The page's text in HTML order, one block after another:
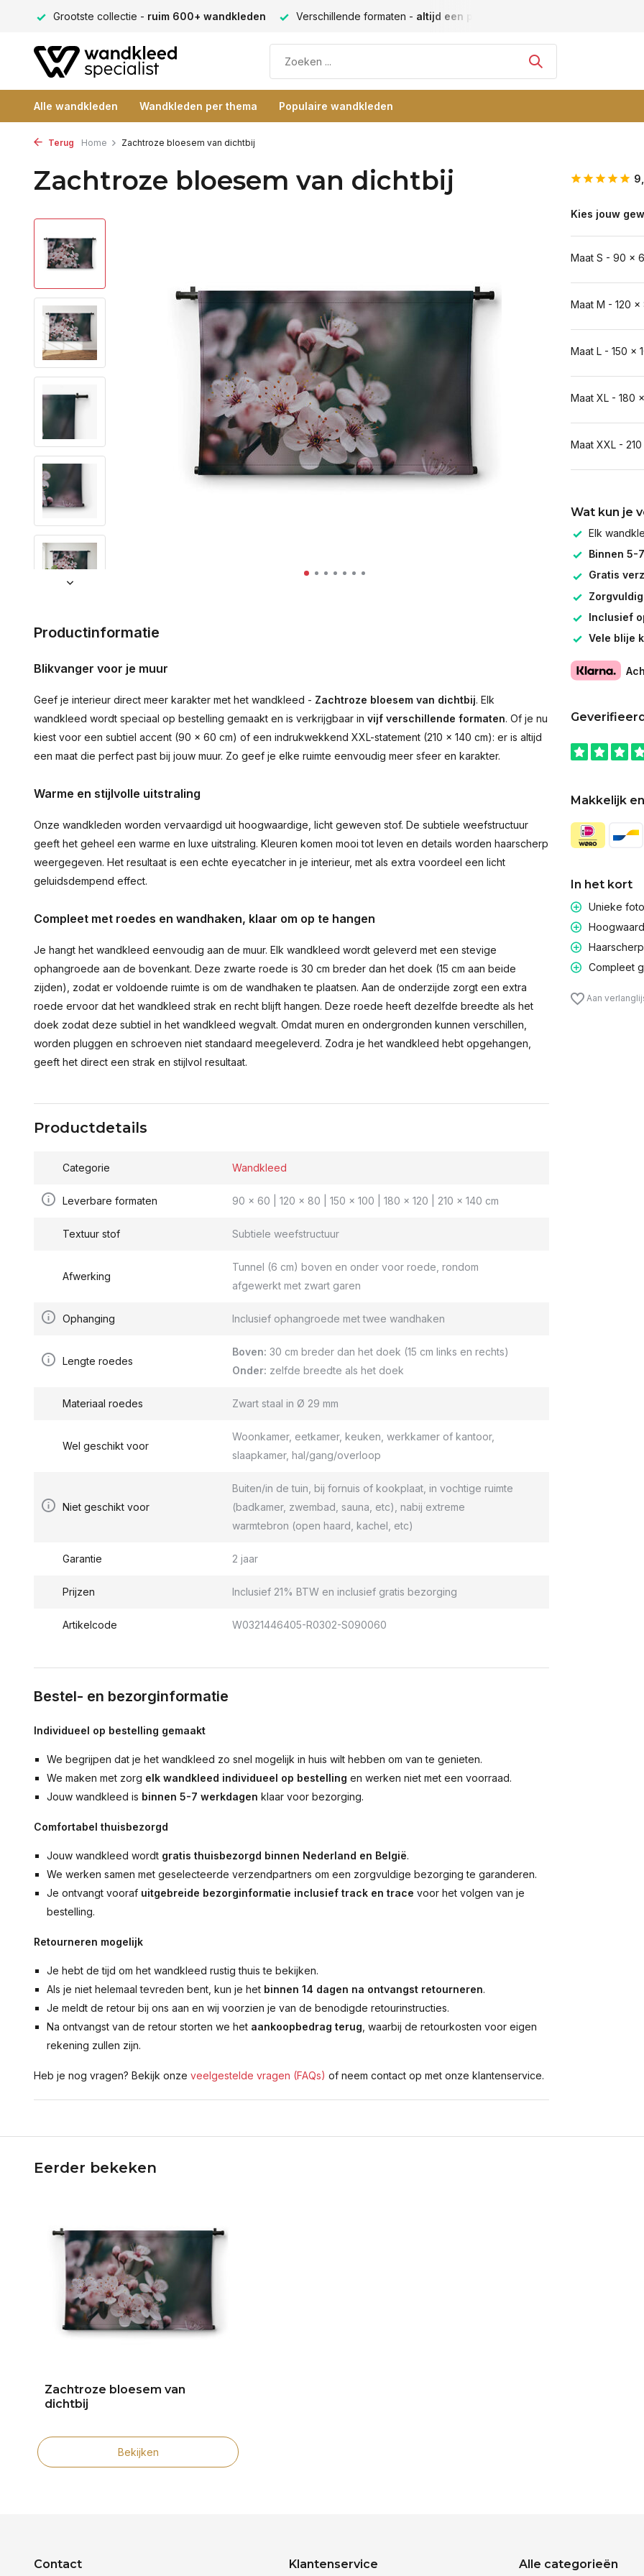
Grootste collectie - ruim 600+ wandkleden Verschillende formaten - altijd een passende maat
Alle wandkleden Wandkleden per thema Populaire wandkleden
Terug Home Zachtroze bloesem van dichtbij
Zachtroze bloesem van dichtbij
Productinformatie
Blikvanger voor je muur
Geef je interieur direct meer karakter met het wandkleed - Zachtroze bloesem van dichtbij. Elk
wandkleed wordt speciaal op bestelling gemaakt en is verkrijgbaar in vijf verschillende formaten. Of je nu
kiest voor een subtiel accent (90 × 60 cm) of een indrukwekkend XXL-statement (210 × 140 cm): er is altijd
een maat die perfect past bij jouw muur. Zo geef je elke ruimte eenvoudig meer sfeer en karakter.
Warme en stijlvolle uitstraling
Onze wandkleden worden vervaardigd uit hoogwaardige, licht geweven stof. De subtiele weefstructuur
geeft het geheel een warme en luxe uitstraling. Kleuren komen mooi tot leven en details worden haarscherp
weergegeven. Het resultaat is een echte eyecatcher in je interieur, met als extra voordeel een licht
geluidsdempend effect.
Compleet met roedes en wandhaken, klaar om op te hangen
Je hangt het wandkleed eenvoudig aan de muur. Elk wandkleed wordt geleverd met een stevige
ophangroede aan de bovenkant. Deze zwarte roede is 30 cm breder dan het doek (15 cm aan beide
zijden), zodat er voldoende ruimte is om de wandhaken te plaatsen. Aan de onderzijde zorgt een extra
roede ervoor dat het wandkleed strak en recht blijft hangen. Deze roede heeft dezelfde breedte als het
doek zodat deze subtiel in het wandkleed wegvalt. Omdat muren en ondergronden kunnen verschillen,
worden pluggen en schroeven niet standaard meegeleverd. Zodra je het wandkleed hebt opgehangen,
geeft het direct een strak en stijlvol resultaat.
Productdetails
Categorie Wandkleed
Leverbare formaten 90 x 60 | 120 x 80 | 150 x 100 | 180 x 120 | 210 x 140 cm
Textuur stof Subtiele weefstructuur
Afwerking
Tunnel (6 cm) boven en onder voor roede, rondom
afgewerkt met zwart garen
Ophanging Inclusief ophangroede met twee wandhaken
Lengte roedes
Boven: 30 cm breder dan het doek (15 cm links en rechts)
Onder: zelfde breedte als het doek
Materiaal roedes Zwart staal in Ø 29 mm
Wel geschikt voor
Woonkamer, eetkamer, keuken, werkkamer of kantoor,
slaapkamer, hal/gang/overloop
Niet geschikt voor
Buiten/in de tuin, bij fornuis of kookplaat, in vochtige ruimte
(badkamer, zwembad, sauna, etc), nabij extreme
warmtebron (open haard, kachel, etc)
Garantie 2 jaar
Prijzen Inclusief 21% BTW en inclusief gratis bezorging
Artikelcode W0321446405-R0302-S090060
Bestel- en bezorginformatie
Individueel op bestelling gemaakt
We begrijpen dat je het wandkleed zo snel mogelijk in huis wilt hebben om van te genieten.
We maken met zorg elk wandkleed individueel op bestelling en werken niet met een voorraad.
Jouw wandkleed is binnen 5-7 werkdagen klaar voor bezorging.
Comfortabel thuisbezorgd
Jouw wandkleed wordt gratis thuisbezorgd binnen Nederland en België.
We werken samen met geselecteerde verzendpartners om een zorgvuldige bezorging te garanderen.
Je ontvangt vooraf uitgebreide bezorginformatie inclusief track en trace voor het volgen van je
bestelling.
Retourneren mogelijk
Je hebt de tijd om het wandkleed rustig thuis te bekijken.
Als je niet helemaal tevreden bent, kun je het binnen 14 dagen na ontvangst retourneren.
Je meldt de retour bij ons aan en wij voorzien je van de benodigde retourinstructies.
Na ontvangst van de retour storten we het aankoopbedrag terug , waarbij de retourkosten voor eigen
rekening zullen zijn.
Heb je nog vragen? Bekijk onze veelgestelde vragen (FAQs) of neem contact op met onze klantenservice.
Kies jouw
Maat S - 90 x
Maat M - 120 x
Maat L - 150 x
Maat XL - 180
Maat XXL -
Wat kun je
Elk
Binnen 5-
Gratis
Inclusief
Vele blije
Makkelijk
In het kort
Unieke
Compleet
Aan
Eerder bekeken
Zachtroze bloesem van
dichtbij
Bekijken
Contact Klantenservice Alle categorieën